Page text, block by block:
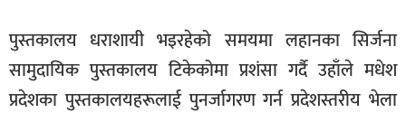
पुस्तकालय धराशायी भइरहेको समयमा लहानका सिर्जना
सामुदायिक पुस्तकालय टिकेकोमा प्रशंसा गर्दै उहाँले मधेश
प्रदेशका पुस्तकालयहरूलाई पुनर्जागरण गर्न प्रदेशस्तरीय भेला